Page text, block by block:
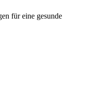
für eine gesunde